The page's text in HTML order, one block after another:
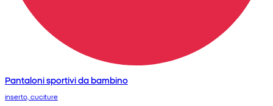
Pantaloni sportivi da bambino
inserto, cuciture